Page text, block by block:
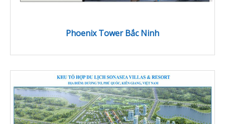
Phoenix Tower Bắc Ninh